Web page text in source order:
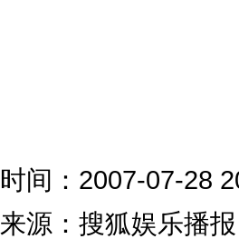
时间：2007-07-28
来源：搜狐娱乐